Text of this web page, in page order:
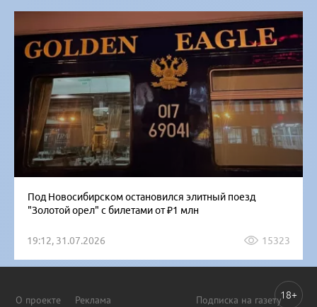
Под Новосибирском остановился элитный поезд
"Золотой орел" с билетами от ₽1 млн
19:12, 31.07.2026 15323
О проекте Реклама Подписка на газету18+